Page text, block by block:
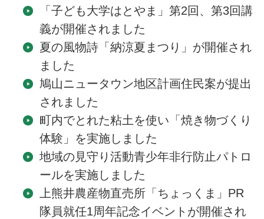
「子ども大学はとやま」第2回、第3回講
義が開催されました
夏の風物詩「納涼夏まつり」が開催され
ました
鳩山ニュータウン地区計画住民案が提出
されました
町内でとれた粘土を使い「焼き物づくり
体験」を実施しました
地域の見守り活動青少年非行防止パトロ
ールを実施しました
上熊井農産物直売所「ちょっくま」PR
隊員就任1周年記念イベントが開催され